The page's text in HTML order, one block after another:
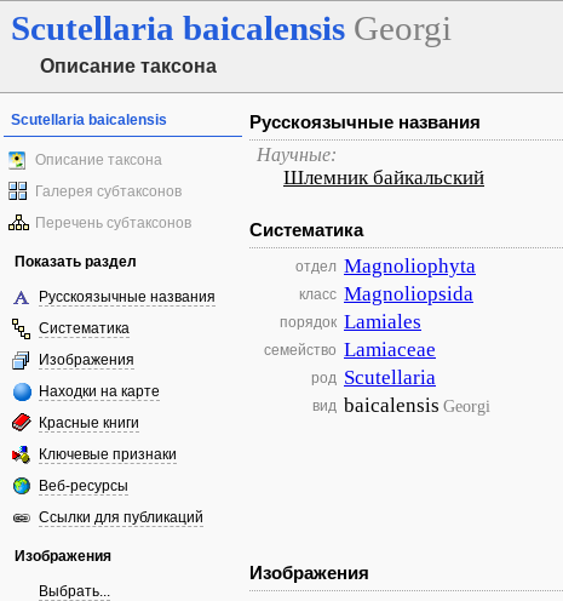
Scutellaria baicalensis Georgi
Описание таксона
Scutellaria baicalensis
Описание таксона
Галерея субтаксонов
Перечень субтаксонов
Показать раздел
Русскоязычные названия
Систематика
Изображения
Находки на карте
Красные книги
Ключевые признаки
Веб-ресурсы
Ссылки для публикаций
Изображения
Выбрать...
Русскоязычные названия
Научные:
Шлемник байкальский
Систематика
отдел Magnoliophyta
класс Magnoliopsida
порядок Lamiales
семейство Lamiaceae
род Scutellaria
вид baicalensis Georgi
Изображения